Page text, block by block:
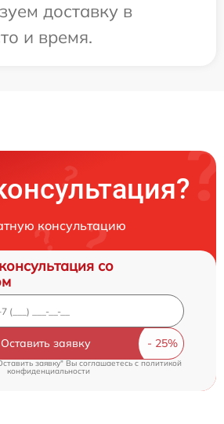
доставку в
и время.
консультацию
со
Оставить заявку
заявку" Вы соглашаетесь cполитикой
конфиденциальности